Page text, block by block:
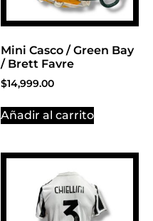
Mini Casco / Green Bay
/ Brett Favre
$14,999.00
Añadir al carrito